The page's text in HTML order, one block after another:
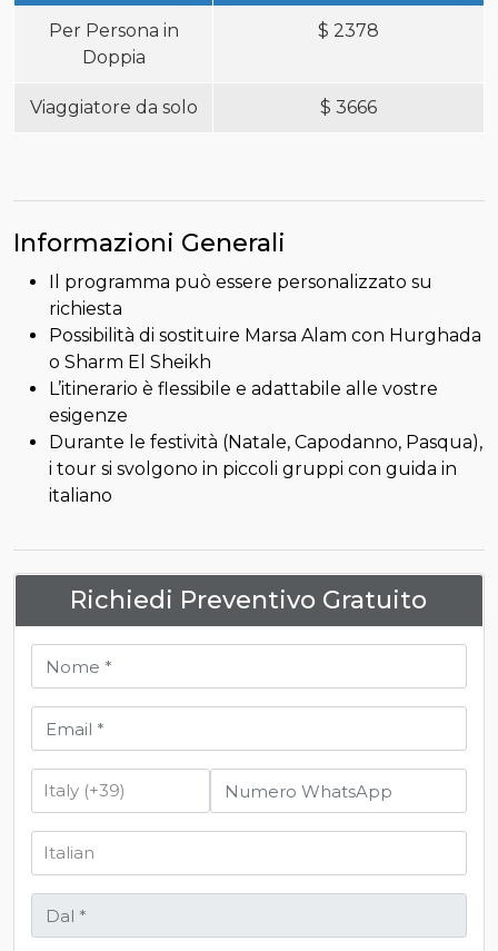
Per Persona in
Doppia
$ 2378
Viaggiatore da solo $ 3666
Informazioni Generali
Il programma può essere personalizzato su
richiesta
Possibilità di sostituire Marsa Alam con Hurghada
o Sharm El Sheikh
L’itinerario è flessibile e adattabile alle vostre
esigenze
Durante le festività (Natale, Capodanno, Pasqua),
i tour si svolgono in piccoli gruppi con guida in
italiano
Richiedi Preventivo Gratuito